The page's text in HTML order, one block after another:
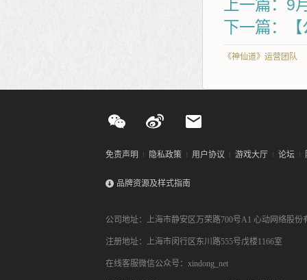
上一篇：9
下一篇：
《神仙道》运营团队
免责声明 隐私政策 用户协议 游戏大厅 论坛
品牌资源及样式指南
公司地址：上海市静安区万荣路700号A1 心动网络股份
注册地址：上海市闵行区东川路555号戊楼1166室
在线客服微信公众号：xindong_net